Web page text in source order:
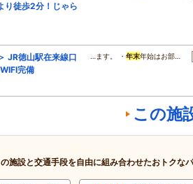
徒歩2分！じゃら
JR徳山駅在来線口
完備
…ます。 ・年末年始はお部…
この施
施設と交通手段を自由に組み合わせたおトクな